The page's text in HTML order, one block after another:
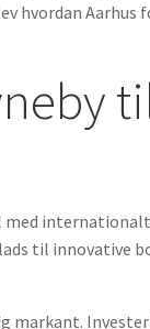
hvordan
til innovative